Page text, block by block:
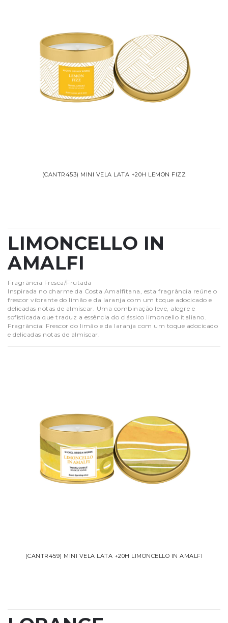
(CANTR453) MINI VELA LATA +20H LEMON FIZZ
LIMONCELLO IN
AMALFI
Fragrância Fresca/Frutada
Inspirada no charme da Costa Amalfitana, esta fragrância reúne o
frescor vibrante do limão e da laranja com um toque adocicado e
delicadas notas de almíscar. Uma combinação leve, alegre e
sofisticada que traduz a essência do clássico limoncello italiano.
Fragrância: Frescor do limão e da laranja com um toque adocicado
e delicadas notas de almíscar.
(CANTR459) MINI VELA LATA +20H LIMONCELLO IN AMALFI